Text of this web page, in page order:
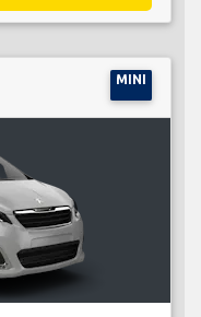
MINI